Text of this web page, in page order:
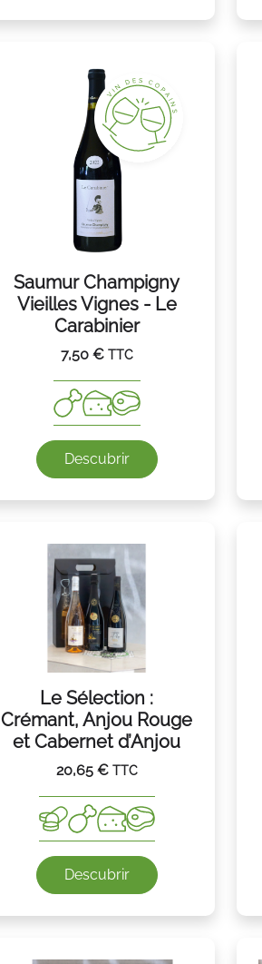
Saumur Champigny
Vieilles Vignes - Le
Carabinier
7,50 € TTC
Descubrir
Le Sélection :
Crémant, Anjou Rouge
et Cabernet d’Anjou
20,65 € TTC
Descubrir